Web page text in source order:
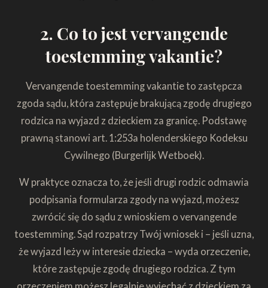
2. Co to jest vervangende
toestemming vakantie?
Vervangende toestemming vakantie to zastępcza
zgoda sądu, która zastępuje brakującą zgodę drugiego
rodzica na wyjazd z dzieckiem za granicę. Podstawę
prawną stanowi art. 1:253a holenderskiego Kodeksu
Cywilnego (Burgerlijk Wetboek).
W praktyce oznacza to, że jeśli drugi rodzic odmawia
podpisania formularza zgody na wyjazd, możesz
zwrócić się do sądu z wnioskiem o vervangende
toestemming. Sąd rozpatrzy Twój wniosek i – jeśli uzna,
że wyjazd leży w interesie dziecka – wyda orzeczenie,
które zastępuje zgodę drugiego rodzica. Z tym